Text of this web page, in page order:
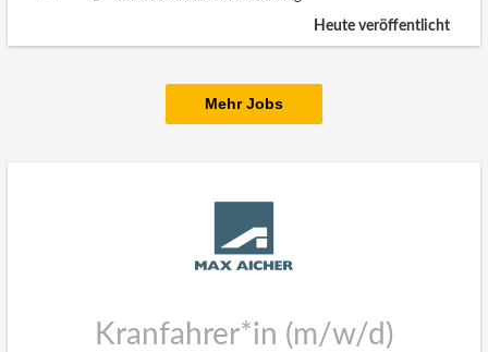
Heute veröffentlicht
Mehr Jobs
Kranfahrer*in (m/w/d)